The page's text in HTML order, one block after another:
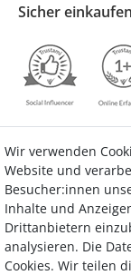
Sicher einkaufen
Bezahlung
Wir verwenden
Website und
Besucher:innen
Inhalte und
Drittanbietern
analysieren. Die
Cookies. Wir teilen